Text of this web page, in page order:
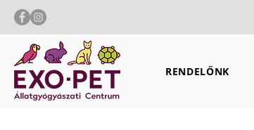
RENDELŐNK